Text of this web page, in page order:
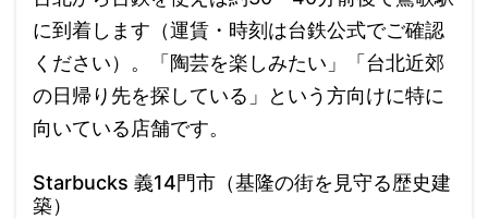
に到着します（運賃・時刻は台鉄公式でご確認
ください）。「陶芸を楽しみたい」「台北近郊
の日帰り先を探している」という方向けに特に
向いている店舗です。
Starbucks 義14門市（基隆の街を見守る歴史建
築）